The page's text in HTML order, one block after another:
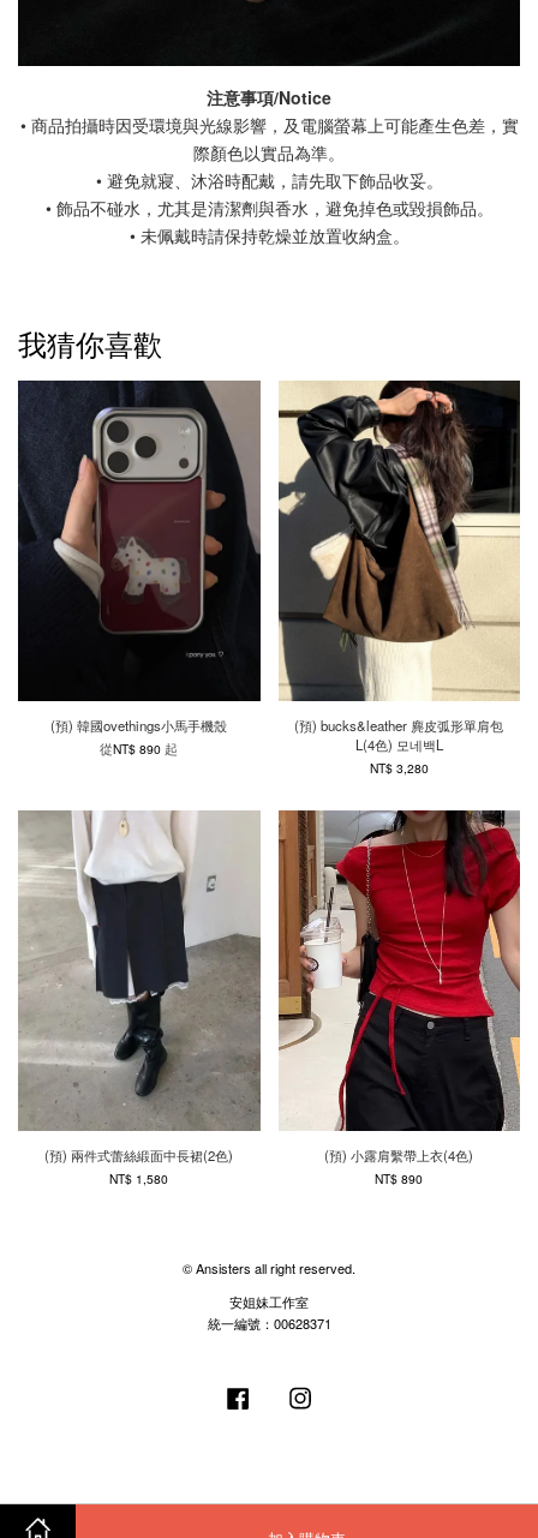
注意事項/Notice
• 商品拍攝時因受環境與光線影響，及電腦螢幕上可能產生色差，實
際顏色以實品為準。
• 避免就寢、沐浴時配戴，請先取下飾品收妥。
• 飾品不碰水，尤其是清潔劑與香水，避免掉色或毀損飾品。
• 未佩戴時請保持乾燥並放置收納盒。
我猜你喜歡
(預) 韓國ovethings小馬手機殼
從NT$ 890起
(預) bucks&leather 麂皮弧形單肩包
L(4色) 모네백L
NT$ 3,280
(預) 兩件式蕾絲緞面中長裙(2色)
NT$ 1,580
(預) 小露肩繫帶上衣(4色)
NT$ 890
© Ansisters all right reserved.
安姐妹工作室
統一編號：00628371
Facebook